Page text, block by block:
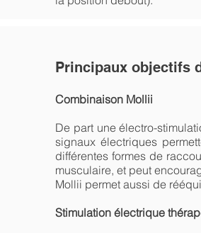
Principaux objectifs
Combinaison Mollii
De part une électro-
signaux électriques
différentes formes de
musculaire, et peut
Mollii permet aussi de
Stimulation électrique